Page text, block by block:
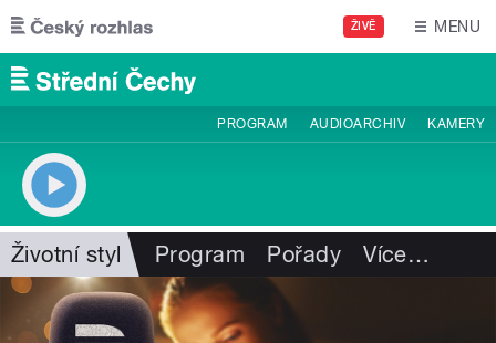
Přejít k hlavnímu obsahu
ŽIVĚ MENU
PROGRAM AUDIOARCHIV KAMERY
Životní styl Program Pořady Více…